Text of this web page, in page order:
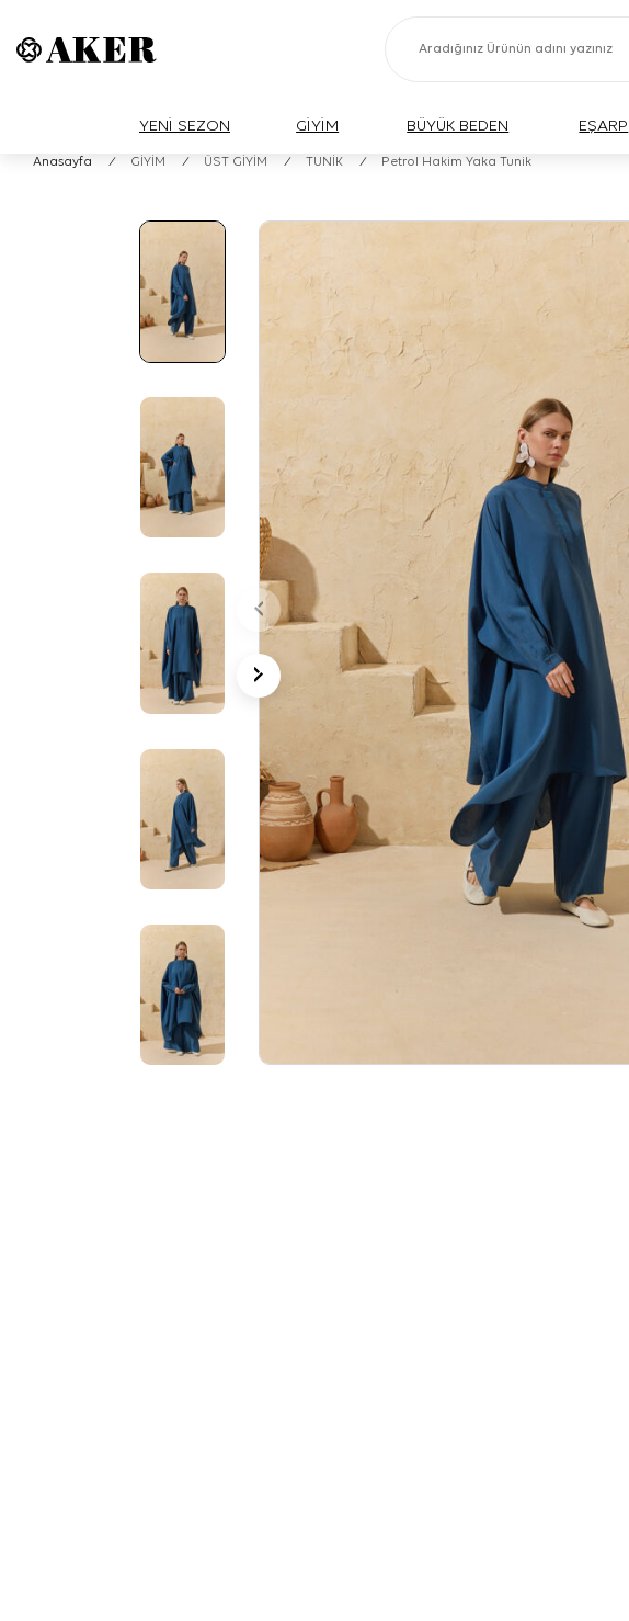
YENİ SEZON GİYİM BÜYÜK BEDEN EŞARP
Anasayfa / GİYİM / ÜST GİYİM / TUNİK / Petrol Hakim Yaka Tunik